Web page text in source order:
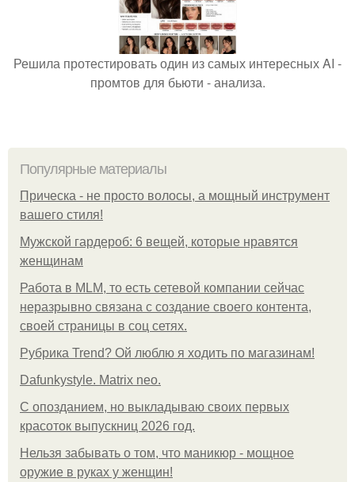
Решила протестировать один из самых интересных AI -
промтов для бьюти - анализа.
Популярные материалы
Прическа - не просто волосы, а мощный инструмент
вашего стиля!
Мужской гардероб: 6 вещей, которые нравятся
женщинам
Работа в MLM, то есть сетевой компании сейчас
неразрывно связана с создание своего контента,
своей страницы в соц сетях.
Рубрика Trend? Ой люблю я ходить по магазинам!
Dafunkystyle. Matrix neo.
С опозданием, но выкладываю своих первых
красоток выпускниц 2026 год.
Нельзя забывать о том, что маникюр - мощное
оружие в руках у женщин!